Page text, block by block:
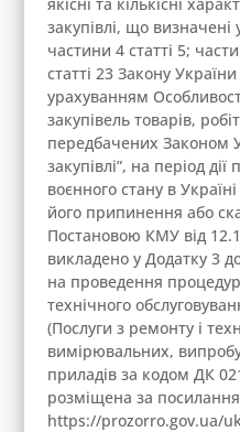
закупівлі, що визначені
частини 4 статті 5;
статті 23 Закону
урахуванням
закупівель товарів,
передбачених Законом
закупівлі”, на період
воєнного стану в
його припинення або
Постановою КМУ від
викладено у Додатку 3
на проведення
технічного
(Послуги з ремонту і
вимірювальних,
приладів за кодом ДК
розміщена за
https://prozorro.gov.ua/